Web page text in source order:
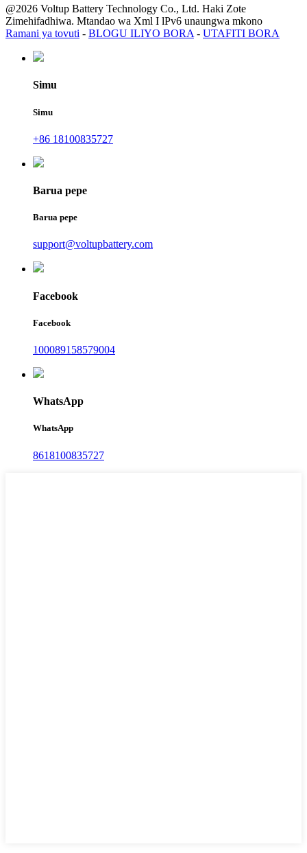
@2026 Voltup Battery Technology Co., Ltd. Haki Zote
Zimehifadhiwa. Mtandao wa Xml I lPv6 unaungwa mkono
Ramani ya tovuti - BLOGU ILIYO BORA - UTAFITI BORA
Simu
Simu
+86 18100835727
Barua pepe
Barua pepe
support@voltupbattery.com
Facebook
Facebook
100089158579004
WhatsApp
WhatsApp
8618100835727